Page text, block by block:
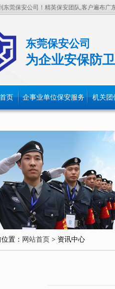
东莞保安公司！精英保安团队,客户遍布广
东莞保安公司
为企业安保防
页 企事业单位保安服务 机关团
置： 网站首页 > 资讯中心